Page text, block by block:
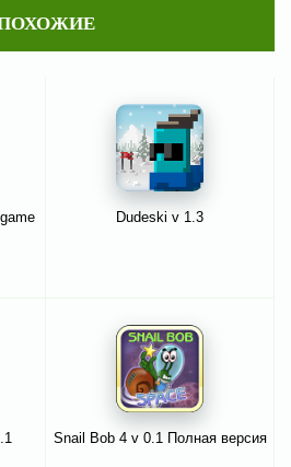
Dudeski v 1.3
Snail Bob 4 v 0.1 Полная версия